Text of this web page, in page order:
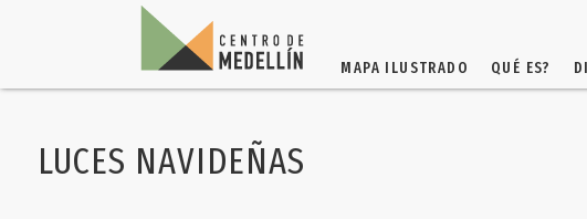
MAPA ILUSTRADO QUÉ ES?
LUCES NAVIDEÑAS